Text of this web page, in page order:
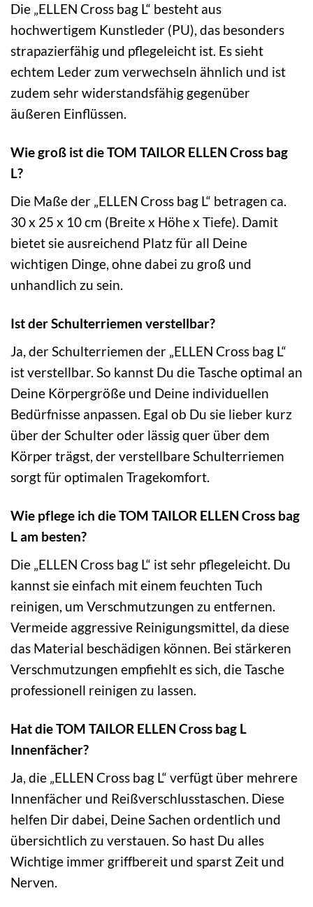
Die „ELLEN Cross bag L“ besteht aus
hochwertigem Kunstleder (PU), das besonders
strapazierfähig und pflegeleicht ist. Es sieht
echtem Leder zum verwechseln ähnlich und ist
zudem sehr widerstandsfähig gegenüber
äußeren Einflüssen.
Wie groß ist die TOM TAILOR ELLEN Cross bag
L?
Die Maße der „ELLEN Cross bag L“ betragen ca.
30 x 25 x 10 cm (Breite x Höhe x Tiefe). Damit
bietet sie ausreichend Platz für all Deine
wichtigen Dinge, ohne dabei zu groß und
unhandlich zu sein.
Ist der Schulterriemen verstellbar?
Ja, der Schulterriemen der „ELLEN Cross bag L“
ist verstellbar. So kannst Du die Tasche optimal an
Deine Körpergröße und Deine individuellen
Bedürfnisse anpassen. Egal ob Du sie lieber kurz
über der Schulter oder lässig quer über dem
Körper trägst, der verstellbare Schulterriemen
sorgt für optimalen Tragekomfort.
Wie pflege ich die TOM TAILOR ELLEN Cross bag
L am besten?
Die „ELLEN Cross bag L“ ist sehr pflegeleicht. Du
kannst sie einfach mit einem feuchten Tuch
reinigen, um Verschmutzungen zu entfernen.
Vermeide aggressive Reinigungsmittel, da diese
das Material beschädigen können. Bei stärkeren
Verschmutzungen empfiehlt es sich, die Tasche
professionell reinigen zu lassen.
Hat die TOM TAILOR ELLEN Cross bag L
Innenfächer?
Ja, die „ELLEN Cross bag L“ verfügt über mehrere
Innenfächer und Reißverschlusstaschen. Diese
helfen Dir dabei, Deine Sachen ordentlich und
übersichtlich zu verstauen. So hast Du alles
Wichtige immer griffbereit und sparst Zeit und
Nerven.